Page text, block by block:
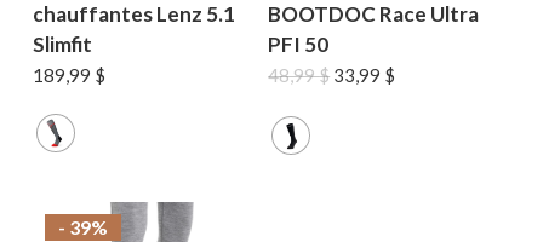
chauffantes Lenz 5.1
Slimfit
189,99 $
BOOTDOC Race Ultra
PFI 50
48,99$ Le
33,99 $
- 39%